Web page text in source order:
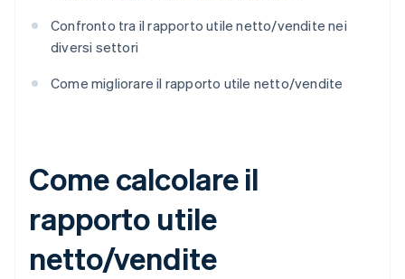
Confronto tra il rapporto utile netto/vendite nei
diversi settori
Come migliorare il rapporto utile netto/vendite
Come calcolare il
rapporto utile
netto/vendite